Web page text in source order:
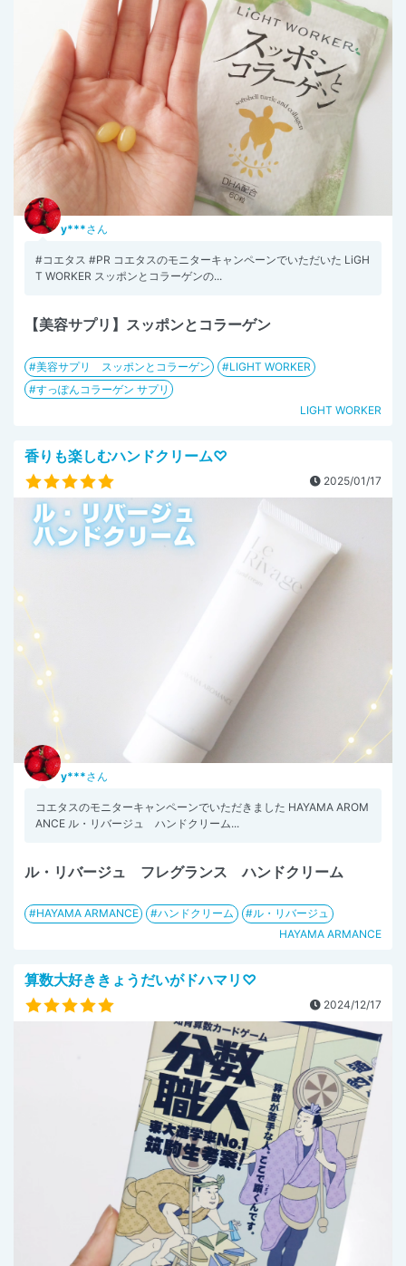
y***さん
#コエタス #PR コエタスのモニターキャンペーンでいただいた LiGH
T WORKER スッポンとコラーゲンの...
【美容サプリ】スッポンとコラーゲン
美容サプリ スッポンとコラーゲン
LIGHT WORKER
すっぽんコラーゲン サプリ
LIGHT WORKER
香りも楽しむハンドクリーム♡
2025/01/17
y***さん
コエタスのモニターキャンペーンでいただきました HAYAMA AROM
ANCE ル・リバージュ ハンドクリーム...
ル・リバージュ フレグランス ハンドクリーム
HAYAMA ARMANCE ハンドクリーム
ル・リバージュ
HAYAMA ARMANCE
算数大好ききょうだいがドハマリ♡
2024/12/17